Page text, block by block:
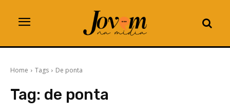
Home Tags De ponta
Tag: de ponta